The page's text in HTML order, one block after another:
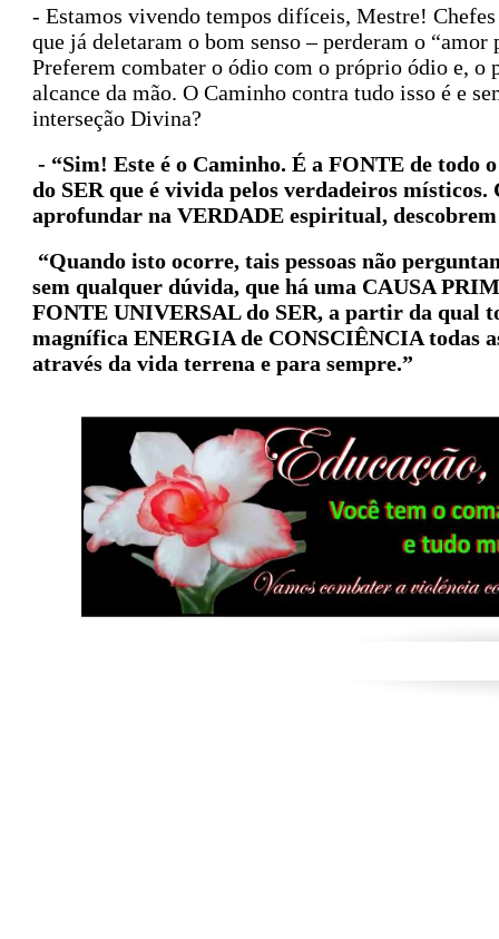
- Estamos vivendo tempos difíceis, Mestre!
que já deletaram o bom senso – perderam o
Preferem combater o ódio com o próprio ódio e, o
alcance da mão. O Caminho contra tudo isso é e
interseção Divina?
- “Sim! Este é o Caminho. É a FONTE de todo
do SER que é vivida pelos verdadeiros místicos.
aprofundar na VERDADE espiritual,
“Quando isto ocorre, tais pessoas não
sem qualquer dúvida, que há uma CAUSA
FONTE UNIVERSAL do SER, a partir da qual
magnífica ENERGIA de CONSCIÊNCIA todas
através da vida terrena e para sempre.”